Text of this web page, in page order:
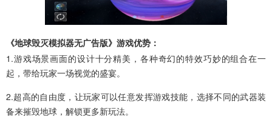
《地球毁灭模拟器无广告版》游戏优势：
1.游戏场景画面的设计十分精美，各种奇幻的特效巧妙的组合在一
起，带给玩家一场视觉的盛宴。
2.超高的自由度，让玩家可以任意发挥游戏技能，选择不同的武器装
备来摧毁地球，解锁更多新玩法。